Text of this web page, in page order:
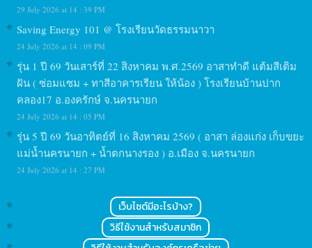
29 July 2026 at 14 : 39 PM
Saving Energy 101 @ โรงเรียนวัดธรรมนาวา
24 July 2026 at 14 : 09 PM
รุ่น 1 ปี 69 วันเสาร์ที่ 22 สิงหาคม พ.ศ.2569 อาสาทำดี แต้มสีเติม
ฝัน ( ซ่อมแซม + ทาสีอาคารเรียน ให้น้อง ) โรงเรียนบ้านปาก
คลอง17 อ.องครักษ์ จ.นครนายก
24 July 2026 at 14 : 05 PM
รุ่น 5 ปี 69 วันอาทิตย์ที่ 16 สิงหาคม 2569 ( อาสา ล่องแก่ง เก็บขยะ
แม่น้ำนครนายก + น้ำตกนางรอง ) อ.เมือง จ.นครนายก
24 July 2026 at 14 : 27 PM
เว็บไซต์มีอะไรบ้าง?
วิธีใช้งานสำหรับสมาชิก